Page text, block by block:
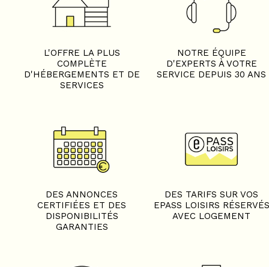
L'OFFRE LA PLUS
COMPLÈTE
D'HÉBERGEMENTS ET DE
SERVICES
NOTRE ÉQUIPE
D'EXPERTS À VOTRE
SERVICE DEPUIS 30 ANS
DES ANNONCES
CERTIFIÉES ET DES
DISPONIBILITÉS
GARANTIES
DES TARIFS SUR VOS
EPASS LOISIRS RÉSERVÉS
AVEC LOGEMENT